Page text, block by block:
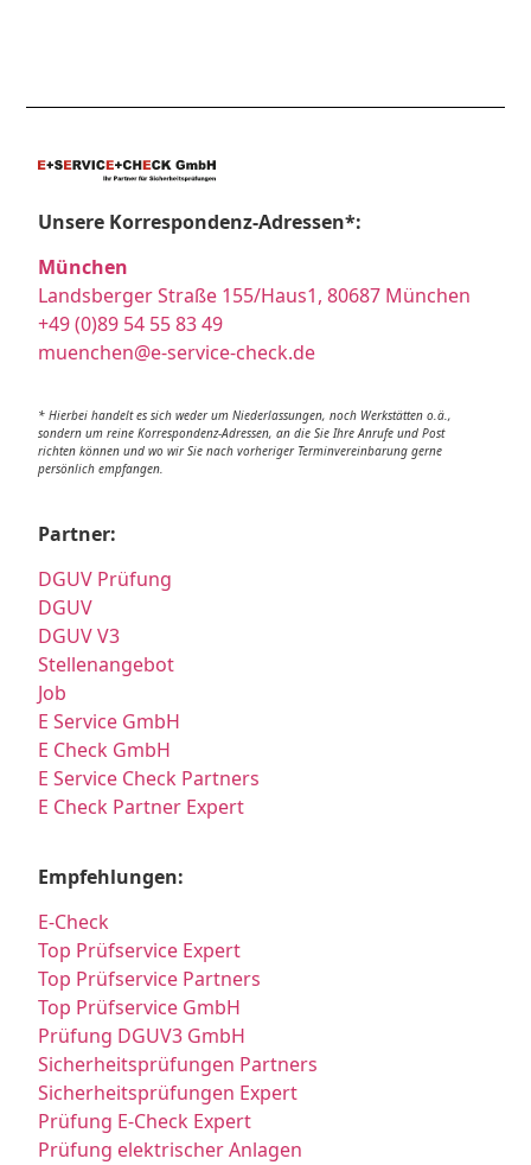
Unsere Korrespondenz-Adressen*:
München
Landsberger Straße 155/Haus1, 80687 München
+49 (0)89 54 55 83 49
muenchen@e-service-check.de
* Hierbei handelt es sich weder um Niederlassungen, noch Werkstätten o.ä.,
sondern um reine Korrespondenz-Adressen, an die Sie Ihre Anrufe und Post
richten können und wo wir Sie nach vorheriger Terminvereinbarung gerne
persönlich empfangen.
Partner:
DGUV Prüfung
DGUV
DGUV V3
Stellenangebot
Job
E Service GmbH
E Check GmbH
E Service Check Partners
E Check Partner Expert
Empfehlungen:
E-Check
Top Prüfservice Expert
Top Prüfservice Partners
Top Prüfservice GmbH
Prüfung DGUV3 GmbH
Sicherheitsprüfungen Partners
Sicherheitsprüfungen Expert
Prüfung E-Check Expert
Prüfung elektrischer Anlagen